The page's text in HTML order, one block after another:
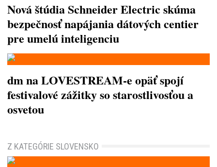
Nová štúdia Schneider Electric skúma
bezpečnosť napájania dátových centier
pre umelú inteligenciu
dm na LOVESTREAM-e opäť spojí
festivalové zážitky so starostlivosťou a
osvetou
Z KATEGÓRIE SLOVENSKO